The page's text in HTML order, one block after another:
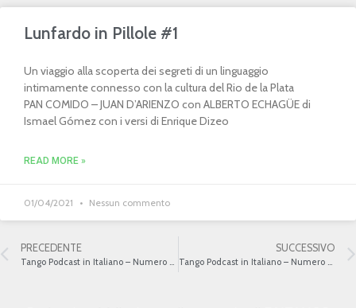
Lunfardo in Pillole #1
Un viaggio alla scoperta dei segreti di un linguaggio
intimamente connesso con la cultura del Rio de la Plata
PAN COMIDO – JUAN D’ARIENZO con ALBERTO ECHAGÜE di
Ismael Gómez con i versi di Enrique Dizeo
READ MORE »
01/04/2021 Nessun commento
PRECEDENTE SUCCESSIVO